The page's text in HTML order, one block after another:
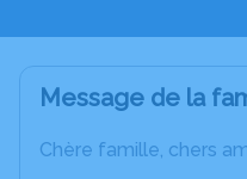
Message de la
Chère famille, chers